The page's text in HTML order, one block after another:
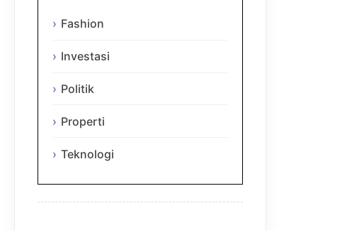
Fashion
Investasi
Politik
Properti
Teknologi